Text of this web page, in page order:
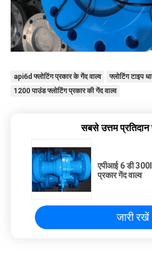
api6d फ्लोटिंग प्रकार के गेंद वाल्व
फ्लोटिंग टाइप
1200 पाउंड फ्लोटिंग प्रकार की गेंद वाल्व
सबसे उत्तम प्रतिदान
एपीआई 6 डी
प्रकार गेंद वाल्व
जारी रखें